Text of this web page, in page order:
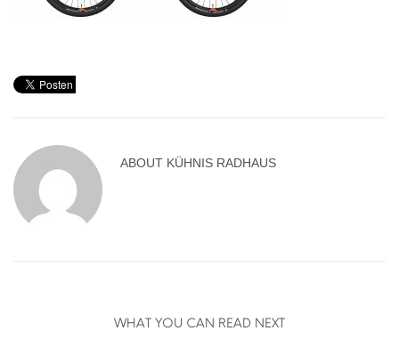
ABOUT KÜHNIS RADHAUS
WHAT YOU CAN READ NEXT